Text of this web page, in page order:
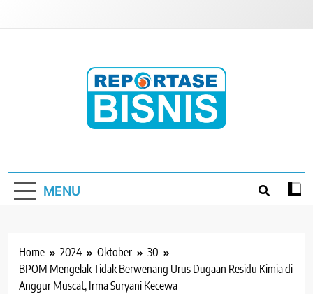
MENU
Home 2024 Oktober
30
BPOM Mengelak Tidak Berwenang Urus Dugaan Residu Kimia di
Anggur Muscat, Irma Suryani Kecewa